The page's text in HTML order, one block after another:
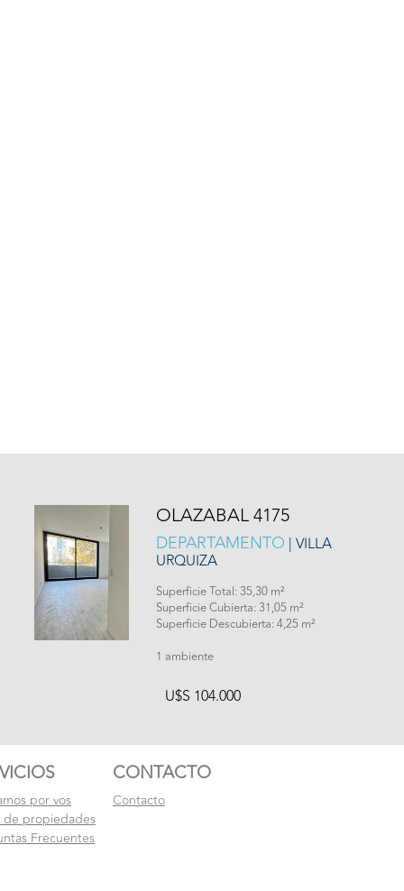
OLAZABAL 4175
DEPARTAMENTO | VILLA
URQUIZA
Superficie Total: 35,30 m²
Superficie Cubierta: 31,05 m²
Superficie Descubierta: 4,25 m²
1 ambiente
U$S 104.000
por vos
de propiedades
Frecuentes
CONTACTO
Contacto